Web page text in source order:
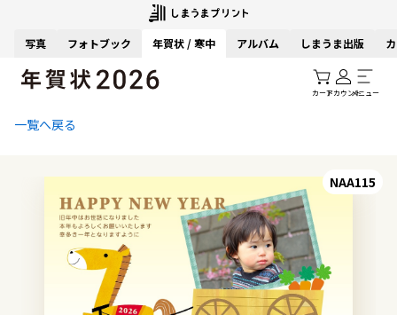
写真 フォトブック 年賀状 / 寒中 アルバム しまうま出版
カートアカウントメニュー
一覧へ戻る
NAA115